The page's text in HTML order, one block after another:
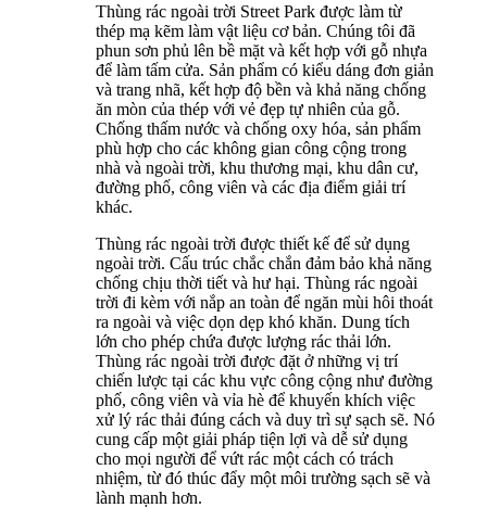
Thùng rác ngoài trời Street Park được làm từ
thép mạ kẽm làm vật liệu cơ bản. Chúng tôi đã
phun sơn phủ lên bề mặt và kết hợp với gỗ nhựa
để làm tấm cửa. Sản phẩm có kiểu dáng đơn giản
và trang nhã, kết hợp độ bền và khả năng chống
ăn mòn của thép với vẻ đẹp tự nhiên của gỗ.
Chống thấm nước và chống oxy hóa, sản phẩm
phù hợp cho các không gian công cộng trong
nhà và ngoài trời, khu thương mại, khu dân cư,
đường phố, công viên và các địa điểm giải trí
khác.
Thùng rác ngoài trời được thiết kế để sử dụng
ngoài trời. Cấu trúc chắc chắn đảm bảo khả năng
chống chịu thời tiết và hư hại. Thùng rác ngoài
trời đi kèm với nắp an toàn để ngăn mùi hôi thoát
ra ngoài và việc dọn dẹp khó khăn. Dung tích
lớn cho phép chứa được lượng rác thải lớn.
Thùng rác ngoài trời được đặt ở những vị trí
chiến lược tại các khu vực công cộng như đường
phố, công viên và vỉa hè để khuyến khích việc
xử lý rác thải đúng cách và duy trì sự sạch sẽ. Nó
cung cấp một giải pháp tiện lợi và dễ sử dụng
cho mọi người để vứt rác một cách có trách
nhiệm, từ đó thúc đẩy một môi trường sạch sẽ và
lành mạnh hơn.